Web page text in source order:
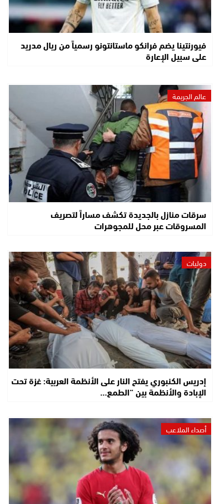
فيورنتينا يضم فرانكو ماستانتونو رسمياً من ريال مدريد
على سبيل الإعارة
عالم الجريمة
سرقات منازل بالجديدة تكشف مساراً لتصريف
المسروقات عبر محل للمجوهرات
دوليات
إدريس الكنبوري يفتح النار على الأنظمة العربية: غزة تحت
الإبادة والأنظمة بين “الطمع…
أصداء الملاعب